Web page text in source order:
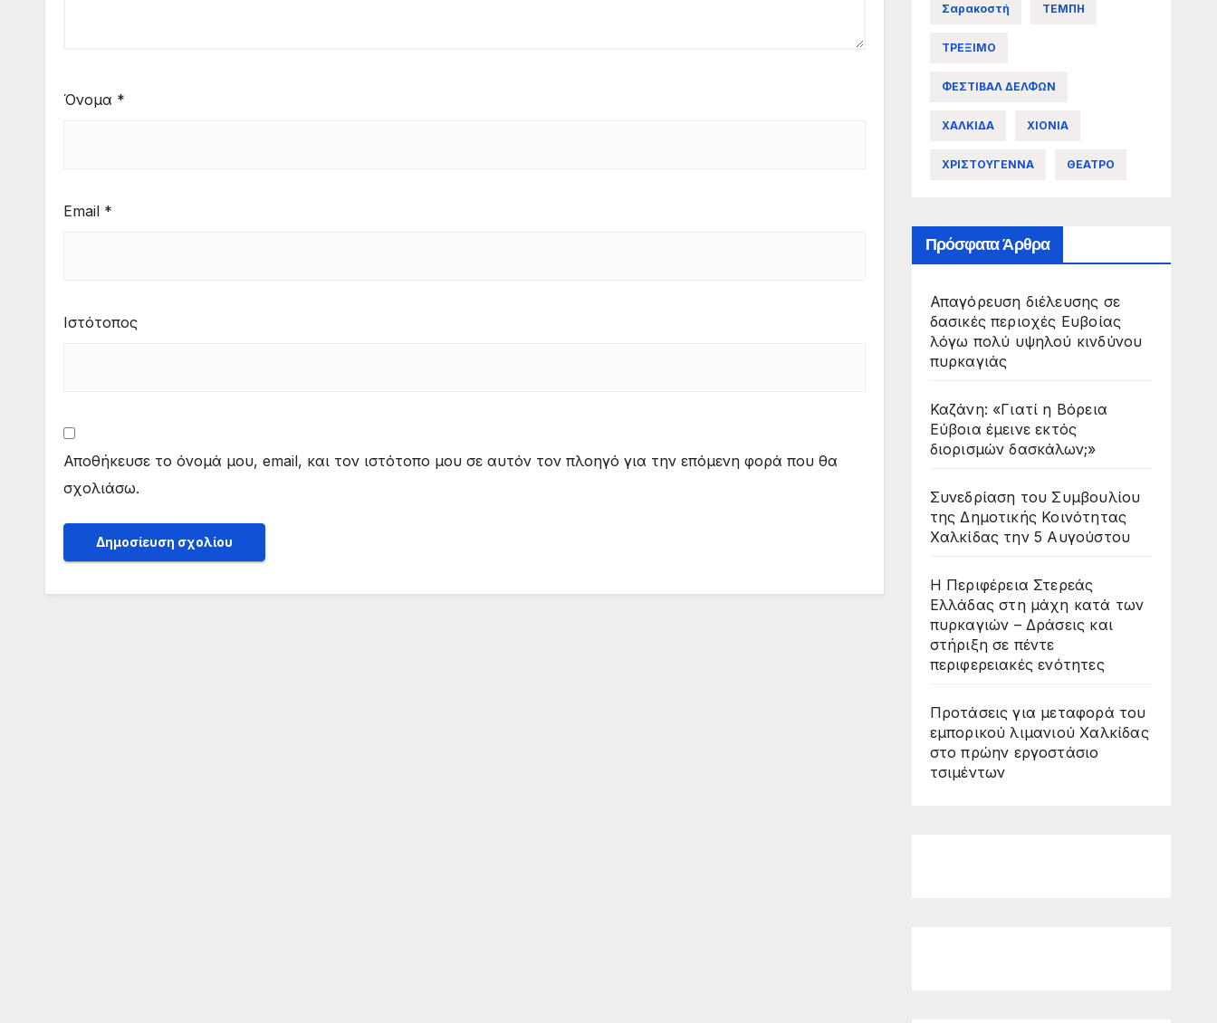
Όνομα *
Email *
Ιστότοπος
Αποθήκευσε το όνομά μου, email, και τον ιστότοπο μου σε αυτόν τον πλοηγό για την επόμενη φορά που θα
σχολιάσω.
Σαρακοστή ΤΕΜΠΗ
ΤΡΕΞΙΜΟ
ΦΕΣΤΙΒΑΛ ΔΕΛΦΩΝ
ΧΑΛΚΙΔΑ ΧΙΟΝΙΑ
ΧΡΙΣΤΟΥΓΕΝΝΑ ΘΕΑΤΡΟ
Πρόσφατα Άρθρα
Απαγόρευση διέλευσης σε
δασικές περιοχές Ευβοίας
λόγω πολύ υψηλού κινδύνου
πυρκαγιάς
Καζάνη: «Γιατί η Βόρεια
Εύβοια έμεινε εκτός
διορισμών δασκάλων;»
Συνεδρίαση του Συμβουλίου
της Δημοτικής Κοινότητας
Χαλκίδας την 5 Αυγούστου
Η Περιφέρεια Στερεάς
Ελλάδας στη μάχη κατά των
πυρκαγιών – Δράσεις και
στήριξη σε πέντε
περιφερειακές ενότητες
Προτάσεις για μεταφορά του
εμπορικού λιμανιού Χαλκίδας
στο πρώην εργοστάσιο
τσιμέντων